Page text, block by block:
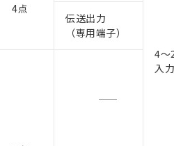
4～
入力
4点
伝送出力
（専用端子）